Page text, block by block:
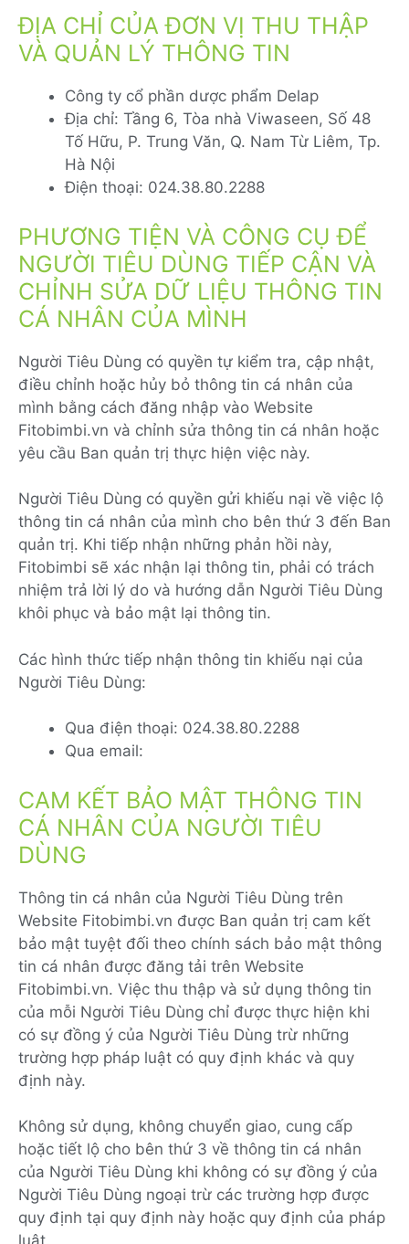
ĐỊA CHỈ CỦA ĐƠN VỊ THU THẬP
VÀ QUẢN LÝ THÔNG TIN
Công ty cổ phần dược phẩm Delap
Địa chỉ: Tầng 6, Tòa nhà Viwaseen, Số 48
Tố Hữu, P. Trung Văn, Q. Nam Từ Liêm, Tp.
Hà Nội
Điện thoại: 024.38.80.2288
PHƯƠNG TIỆN VÀ CÔNG CỤ ĐỂ
NGƯỜI TIÊU DÙNG TIẾP CẬN VÀ
CHỈNH SỬA DỮ LIỆU THÔNG TIN
CÁ NHÂN CỦA MÌNH
Người Tiêu Dùng có quyền tự kiểm tra, cập nhật,
điều chỉnh hoặc hủy bỏ thông tin cá nhân của
mình bằng cách đăng nhập vào Website
Fitobimbi.vn và chỉnh sửa thông tin cá nhân hoặc
yêu cầu Ban quản trị thực hiện việc này.
Người Tiêu Dùng có quyền gửi khiếu nại về việc lộ
thông tin cá nhân của mình cho bên thứ 3 đến Ban
quản trị. Khi tiếp nhận những phản hồi này,
Fitobimbi sẽ xác nhận lại thông tin, phải có trách
nhiệm trả lời lý do và hướng dẫn Người Tiêu Dùng
khôi phục và bảo mật lại thông tin.
Các hình thức tiếp nhận thông tin khiếu nại của
Người Tiêu Dùng:
Qua điện thoại: 024.38.80.2288
Qua email:
CAM KẾT BẢO MẬT THÔNG TIN
CÁ NHÂN CỦA NGƯỜI TIÊU
DÙNG
Thông tin cá nhân của Người Tiêu Dùng trên
Website Fitobimbi.vn được Ban quản trị cam kết
bảo mật tuyệt đối theo chính sách bảo mật thông
tin cá nhân được đăng tải trên Website
Fitobimbi.vn. Việc thu thập và sử dụng thông tin
của mỗi Người Tiêu Dùng chỉ được thực hiện khi
có sự đồng ý của Người Tiêu Dùng trừ những
trường hợp pháp luật có quy định khác và quy
định này.
Không sử dụng, không chuyển giao, cung cấp
hoặc tiết lộ cho bên thứ 3 về thông tin cá nhân
của Người Tiêu Dùng khi không có sự đồng ý của
Người Tiêu Dùng ngoại trừ các trường hợp được
quy định tại quy định này hoặc quy định của pháp
luật.